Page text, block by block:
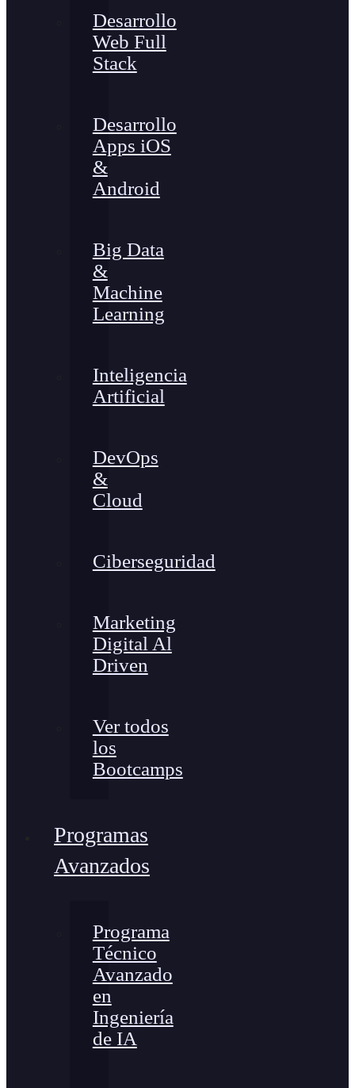
Desarrollo
Web Full
Stack
Desarrollo
Apps iOS
&
Android
Big Data
&
Machine
Learning
Inteligencia
Artificial
DevOps
&
Cloud
Ciberseguridad
Marketing
Digital Al
Driven
Ver todos
los
Bootcamps
Programas
Avanzados
Programa
Técnico
Avanzado
en
Ingeniería
de IA